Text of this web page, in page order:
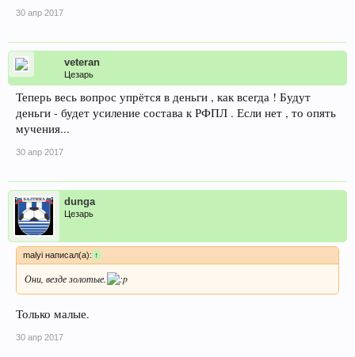
30 апр 2017
veteran
Цезарь
Теперь весь вопрос упрётся в деньги , как всегда ! Будут
деньги - будет усиление состава к РФПЛ . Если нет , то опять
мучения...
30 апр 2017
dunga
Цезарь
malyi написал(а): ↑
Они, везде золотые.
Только малые.
30 апр 2017